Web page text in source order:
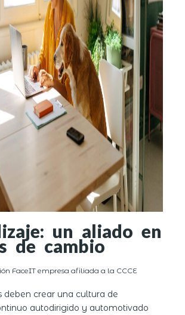
un aliado en
de cambio
FaceIT empresa afiliada a la CCCE
deben crear una cultura de
autodirigido y automotivado